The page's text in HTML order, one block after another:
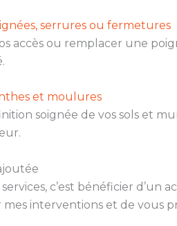
serrures ou fermetures
accès ou remplacer une
et moulures
soignée de vos sols et
services, c’est bénéficier
mes interventions et de vous